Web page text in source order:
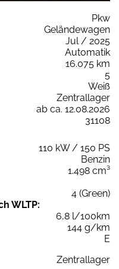
Pkw
Geländewagen
Jul / 2025
Automatik
16.075 km
5
Weiß
Zentrallager
ab ca. 12.08.2026
31108
110 kW / 150 PS
Benzin
1.498 cm³
4 (Green)
WLTP:
6,8 l/100km
144 g/km
E
Zentrallager